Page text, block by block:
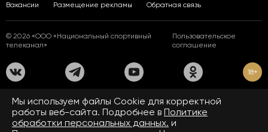
Вакансии Размещение рекламы Обратная связь
© 2026 «ООО «Национальный спортивный
телеканал»
Пользовательское
соглашение
18+
На сайте применяются рекомендательные технологии. Подробнее
Правилах применения рекомендательных технологий.
Средство массовой информации сетевое издание «www.matchtv.ru»
зарегистрировано Федеральной службой по надзору в сфере связи,
Мы используем файлы Сookie для корректной
работы веб-сайта. Подробнее в Политике
обработки персональных данных. и